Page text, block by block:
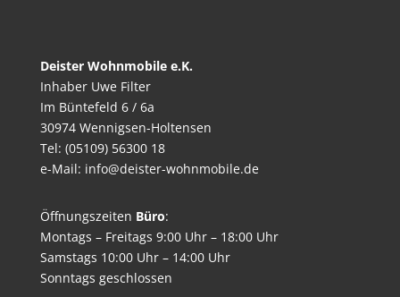
Deister Wohnmobile e.K.
Inhaber Uwe Filter
Im Büntefeld 6 / 6a
30974 Wennigsen-Holtensen
Tel: (05109) 56300 18
e-Mail: info@deister-wohnmobile.de
Öffnungszeiten Büro:
Montags – Freitags 9:00 Uhr – 18:00 Uhr
Samstags 10:00 Uhr – 14:00 Uhr
Sonntags geschlossen